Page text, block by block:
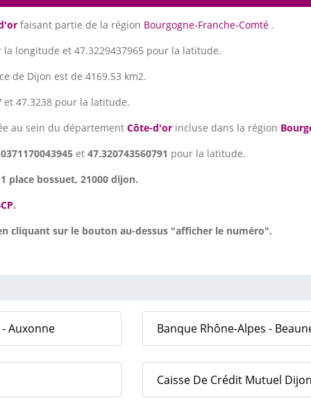
faisant partie de la région Bourgogne-Franche-Comté .
la longitude et 47.3229437965 pour la latitude.
de Dijon est de 4169.53 km2.
et 47.3238 pour la latitude.
au sein du département Côte-d'or incluse dans la région
et 47.320743560791 pour la latitude.
place bossuet, 21000 dijon.
.
cliquant sur le bouton au-dessus "afficher le numéro".
Auxonne Banque Rhône-Alpes -
Caisse De Crédit Mutuel